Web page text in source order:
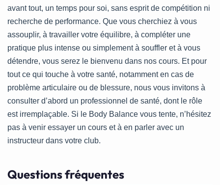
avant tout, un temps pour soi, sans esprit de compétition ni
recherche de performance. Que vous cherchiez à vous
assouplir, à travailler votre équilibre, à compléter une
pratique plus intense ou simplement à souffler et à vous
détendre, vous serez le bienvenu dans nos cours. Et pour
tout ce qui touche à votre santé, notamment en cas de
problème articulaire ou de blessure, nous vous invitons à
consulter d’abord un professionnel de santé, dont le rôle
est irremplaçable. Si le Body Balance vous tente, n’hésitez
pas à venir essayer un cours et à en parler avec un
instructeur dans votre club.
Questions fréquentes